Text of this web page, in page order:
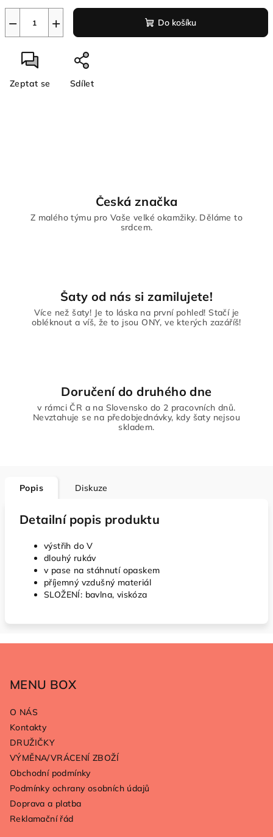
+
− Do košíku
Zeptat se Sdílet
Česká značka
Z malého týmu pro Vaše velké okamžiky. Děláme to
srdcem.
Šaty od nás si zamilujete!
Více než šaty! Je to láska na první pohled! Stačí je
obléknout a víš, že to jsou ONY, ve kterých zazáříš!
Doručení do druhého dne
v rámci ČR a na Slovensko do 2 pracovních dnů.
Nevztahuje se na předobjednávky, kdy šaty nejsou
skladem.
Popis Diskuze
Detailní popis produktu
výstřih do V
dlouhý rukáv
v pase na stáhnutí opaskem
příjemný vzdušný materiál
SLOŽENÍ: bavlna, viskóza
MENU BOX
O NÁS
Kontakty
DRUŽIČKY
VÝMĚNA/VRÁCENÍ ZBOŽÍ
Obchodní podmínky
Podmínky ochrany osobních údajů
Doprava a platba
Reklamační řád